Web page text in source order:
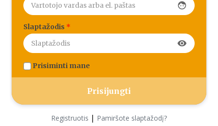
face
Slaptažodis *
visibility
Prisiminti mane
Registruotis | Pamiršote slaptažodį?